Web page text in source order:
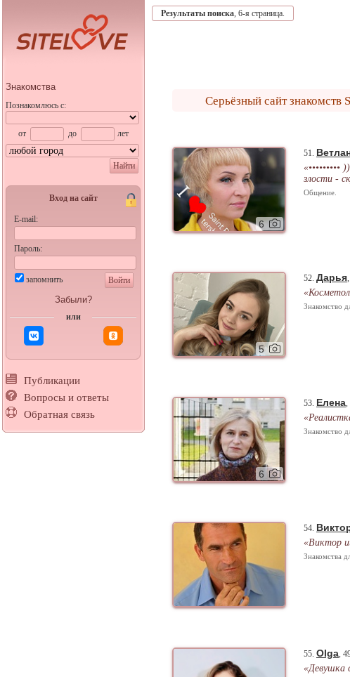
Знакомства
Познакомлюсь с:
от до лет
Найти
Вход на сайт
E-mail:
Пароль:
запомнить Войти
Забыли?
или
Публикации
Вопросы и ответы
Обратная связь
Результаты поиска, 6-я страница.
Серьёзный сайт знакомств
6
51.
злости -
Общение.
5
52. Дарья
Знакомство
6
53. Елена,
Знакомство
54.
«Виктор
Знакомства
55. Olga,
«Девушка